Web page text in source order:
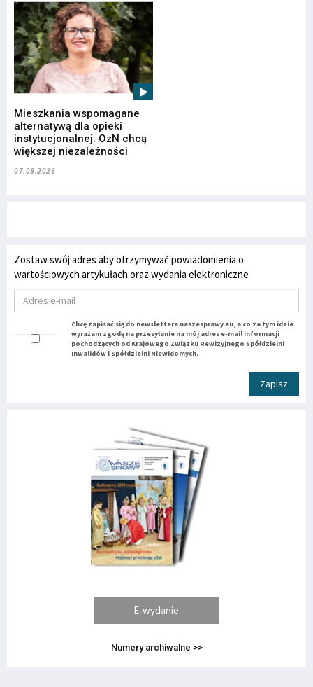
Mieszkania wspomagane
alternatywą dla opieki
instytucjonalnej. OzN chcą
większej niezależności
07.08.2026
Zostaw swój adres aby otrzymywać powiadomienia o
wartościowych artykułach oraz wydania elektroniczne
Chcę zapisać się do newslettera naszesprawy.eu, a co za tym idzie
wyrażam zgodę na przesyłanie na mój adres e-mail informacji
pochodzących od Krajowego Związku Rewizyjnego Spółdzielni
Inwalidów i Spółdzielni Niewidomych.
Zapisz
E-wydanie
Numery archiwalne >>